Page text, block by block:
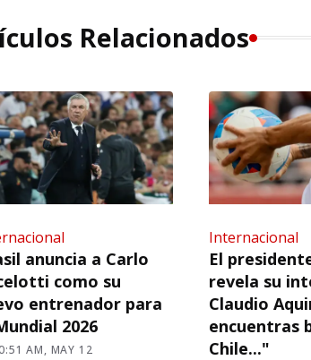
Relacionados
anuncia a Carlo
como su
entrenador para
2026
AM, MAY 12
Internacional
El
revela su
Claudio
encuentras
Chile..."